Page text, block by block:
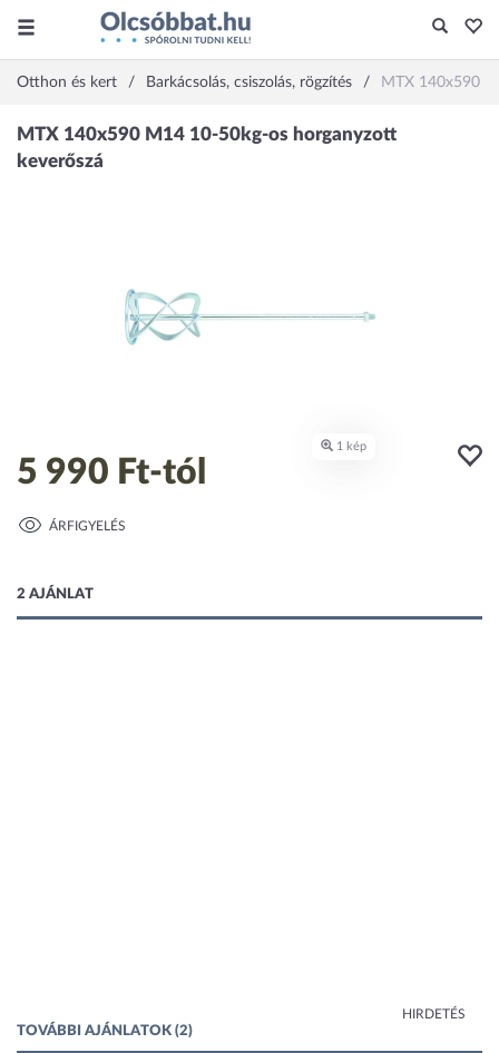
Otthon és kert Barkácsolás, csiszolás, rögzítés MTX 140x590
5 990 Ft-tól
ÁRFIGYELÉS
2 AJÁNLAT
HIRDETÉS
TOVÁBBI AJÁNLATOK (2)